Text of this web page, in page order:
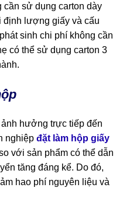
cần sử dụng carton dày
định lượng giấy và cấu
sinh chi phí không cần
có thể sử dụng carton 3
hưởng trực tiếp đến
nghiệp đặt làm hộp giấy
với sản phẩm có thể dẫn
tăng đáng kể. Do đó,
hao phí nguyên liệu và